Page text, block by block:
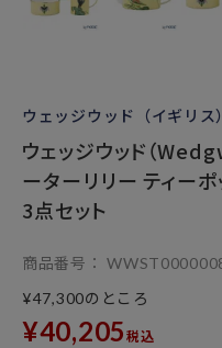
ウェッジウッド（イギリス）
ウェッジウッド（
ーターリリー ティー
3点セット
商品番号
¥47,300のところ
¥40,205税込